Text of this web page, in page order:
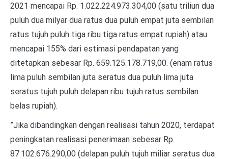
2021 mencapai Rp. 1.022.224.973.304,00 (satu triliun dua
puluh dua milyar dua ratus dua puluh empat juta sembilan
ratus tujuh puluh tiga ribu tiga ratus empat rupiah) atau
mencapai 155% dari estimasi pendapatan yang
ditetapkan sebesar Rp. 659.125.178.719,00. (enam ratus
lima puluh sembilan juta seratus dua puluh lima juta
seratus tujuh puluh delapan ribu tujuh ratus sembilan
belas rupiah).
”Jika dibandingkan dengan realisasi tahun 2020, terdapat
peningkatan realisasi penerimaan sebesar Rp.
87.102.676.290,00 (delapan puluh tujuh miliar seratus dua